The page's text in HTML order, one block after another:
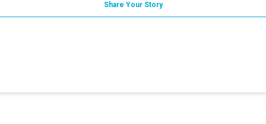
Share Your Story